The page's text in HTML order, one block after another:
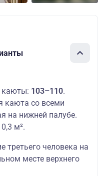
каюты: 103–110.
каюта со всеми
на нижней палубе.
м².
человека на
месте верхнего